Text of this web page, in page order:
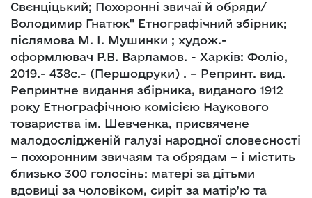
Свєнціцький; Похоронні звичаї й обряди/
Володимир Гнатюк" Етнографічний збірник;
післямова М. І. Мушинки ; худож.-
оформлювач Р.В. Варламов. - Харків: Фоліо,
2019.- 438с.- (Першодруки) . – Репринт. вид.
Репринтне видання збірника, виданого 1912
року Етнографічною комісією Наукового
товариства ім. Шевченка, присвячене
малодослідженій галузі народної словесності
– похоронним звичаям та обрядам – і містить
близько 300 голосінь: матері за дітьми
вдовиці за чоловіком, сиріт за матір’ю та